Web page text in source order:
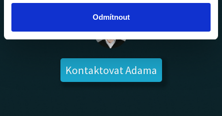
Odmítnout
Kontaktovat Adama